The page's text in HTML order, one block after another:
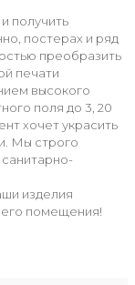
получить
постерах и ряд
преобразить
печати
высокого
поля до 3, 20
хочет украсить
Мы строго
изделия
помещения!